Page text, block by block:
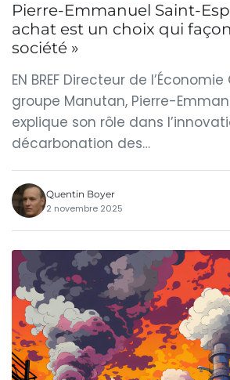
Pierre-Emmanuel Saint-
achat est un choix qui
société »
EN BREF Directeur de
groupe Manutan, Pierre-
explique son rôle dans
décarbonation des…
Quentin Boyer
2 novembre 2025